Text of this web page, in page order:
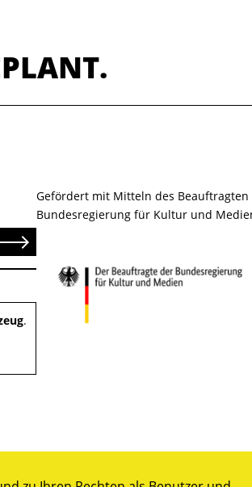
.
Gefördert mit Mitteln des Beauftragten
Bundesregierung für Kultur und